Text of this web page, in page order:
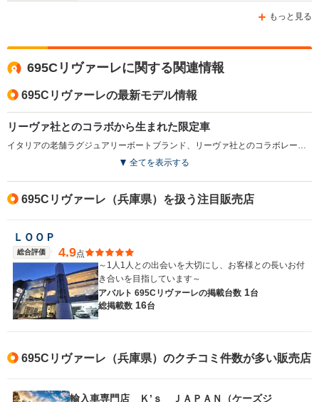
WLTCモード
駆動方式
└市街地:9.9km/L
-
1368cc
FF
ホイー
もっと見る
695Cリヴァーレに関する関連情報
695Cリヴァーレの最新モデル情報
リーヴァ社とのコラボから生まれた限定車
イタリアの老舗ラグジュアリーボートブランド、リーヴァ社とのコラボレーションにより実現した限定車。リーヴァ社の最新鋭フライブリッジボート「リヴァーレ」からインスピレーションを受けて内外装がデザインされた。ボディカラーには専用のブルーとグレーが採用され、アクアマリンのアクセントラインが特徴となる。17インチ専用ホイールや、アクラポビッチ社製のカーボン仕上げハイパフォーマンスエキゾーストシステム、専用エンブレム、随所にあしらわれたクロームパーツなどラグジュアリーな雰囲気が高められている。エンジンは、1.3L直4ターボで、ATモード付5速シーケンシャルトランスミッションが組み合わされる（2018.11）
全てを表示する
695Cリヴァーレ（兵庫県）を扱う注目販売店
ＬＯＯＰ
総合評価 4.9点
～1人1人との出会いを大切にし、お客様との長いお付
き合いを目指しています～
アバルト 695Cリヴァーレの掲載台数 1台
総掲載数 16台
695Cリヴァーレ（兵庫県）のクチコミ件数が多い販売店
輸入車専門店 Ｋ’ｓ ＪＡＰＡＮ（ケーズジ